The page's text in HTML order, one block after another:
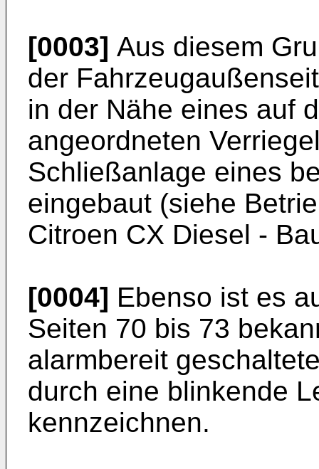
[0003] Aus diesem
der
in der Nähe eines auf
angeordneten
Schließanlage eines
eingebaut (siehe
Citroen CX Diesel -
[0004] Ebenso ist es
Seiten 70 bis 73
alarmbereit
durch eine blinkende
kennzeichnen.